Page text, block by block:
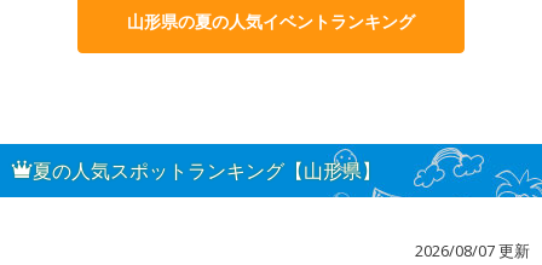
山形県の夏の人気イベントランキング
夏の人気スポットランキング【山形県】
2026/08/07 更新